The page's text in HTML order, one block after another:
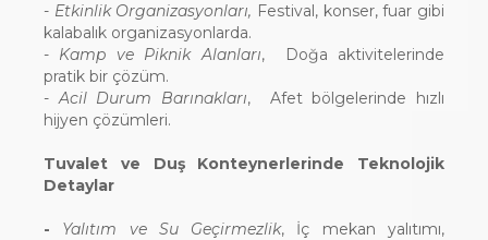
- Etkinlik Organizasyonları, Festival, konser, fuar gibi
kalabalık organizasyonlarda.
- Kamp ve Piknik Alanları, Doğa aktivitelerinde
pratik bir çözüm.
-Acil Durum Barınakları, Afet bölgelerinde hızlı
hijyen çözümleri.
Tuvalet ve Duş Konteynerlerinde Teknolojik
Detaylar
- Yalıtım ve Su Geçirmezlik, İç mekan yalıtımı,